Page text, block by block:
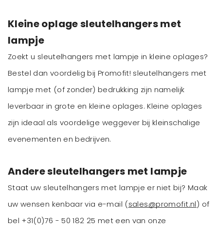
Kleine oplage sleutelhangers met
lampje
Zoekt u sleutelhangers met lampje in kleine oplages?
Bestel dan voordelig bij Promofit! sleutelhangers met
lampje met (of zonder) bedrukking zijn namelijk
leverbaar in grote en kleine oplages. Kleine oplages
zijn ideaal als voordelige weggever bij kleinschalige
evenementen en bedrijven.
Andere sleutelhangers met lampje
Staat uw sleutelhangers met lampje er niet bij? Maak
uw wensen kenbaar via e-mail (sales@promofit.nl) of
bel +31(0)76 - 50 182 25 met een van onze